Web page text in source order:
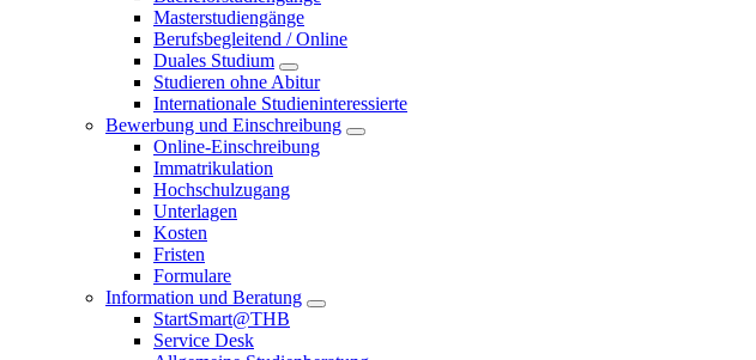
Masterstudiengänge
Berufsbegleitend / Online
Duales Studium
Studieren ohne Abitur
Internationale Studieninteressierte
Bewerbung und Einschreibung
Online-Einschreibung
Immatrikulation
Hochschulzugang
Unterlagen
Kosten
Fristen
Formulare
Information und Beratung
StartSmart@THB
Service Desk